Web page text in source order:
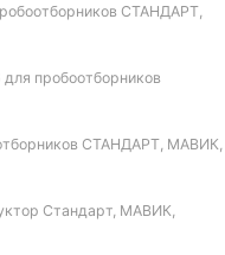
СТАНДАРТ,
пробоотборников
СТАНДАРТ, МАВИК,
Стандарт, МАВИК,